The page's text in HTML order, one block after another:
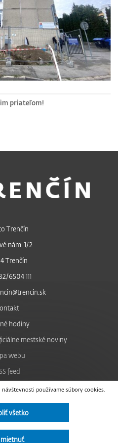
priateľom!
používame súbory cookies.
všetko
Trenčín
nám. 1/2
Trenčín
6504 111
hodiny
mestské noviny
webu
feed
cookies